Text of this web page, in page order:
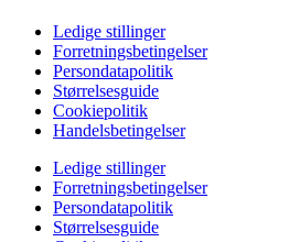
Ledige stillinger
Forretningsbetingelser
Persondatapolitik
Størrelsesguide
Cookiepolitik
Handelsbetingelser
Ledige stillinger
Forretningsbetingelser
Persondatapolitik
Størrelsesguide